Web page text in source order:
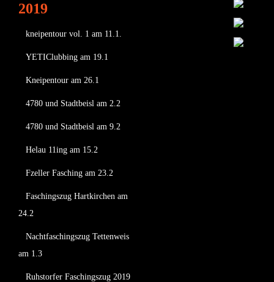
2019
kneipentour vol. 1 am 11.1.
YETIClubbing am 19.1
Kneipentour am 26.1
4780 und Stadtbeisl am 2.2
4780 und Stadtbeisl am 9.2
Helau 11ing am 15.2
Fzeller Fasching am 23.2
Faschingszug Hartkirchen am
24.2
Nachtfaschingszug Tettenweis
am 1.3
Ruhstorfer Faschingszug 2019